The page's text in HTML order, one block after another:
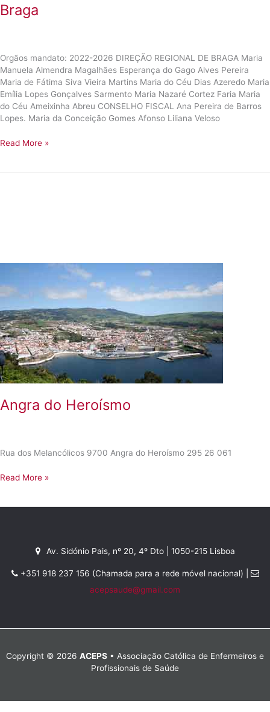
Braga
Orgãos mandato: 2022-2026 DIREÇÃO REGIONAL DE BRAGA Maria
Manuela Almendra Magalhães Esperança do Gago Alves Pereira
Maria de Fátima Siva Vieira Martins Maria do Céu Dias Azeredo Maria
Emília Lopes Gonçalves Sarmento Maria Nazaré Cortez Faria Maria
do Céu Ameixinha Abreu CONSELHO FISCAL Ana Pereira de Barros
Lopes. Maria da Conceição Gomes Afonso Liliana Veloso
Braga
Read More »
Angra do Heroísmo
Rua dos Melancólicos 9700 Angra do Heroísmo 295 26 061
Angra
Read More »
Av. Sidónio Pais, nº 20, 4º Dto | 1050-215 Lisboa
+351 918 237 156 (Chamada para a rede móvel nacional) |
acepsaude@gmail.com
Copyright © 2026 ACEPS • Associação Católica de Enfermeiros e
Profissionais de Saúde